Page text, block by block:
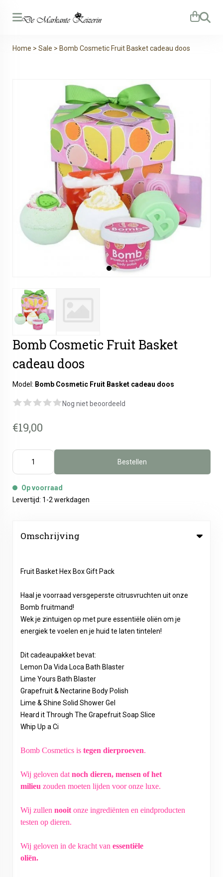
Zoeken
Home > Sale > Bomb Cosmetic Fruit Basket cadeau doos
Bomb Cosmetic Fruit Basket
cadeau doos
Model: Bomb Cosmetic Fruit Basket cadeau doos
Nog niet beoordeeld
€19,00
Bestellen
Op voorraad
Levertijd: 1-2 werkdagen
Omschrijving
Fruit Basket Hex Box Gift Pack
Haal je voorraad versgeperste citrusvruchten uit onze
Bomb fruitmand!
Wek je zintuigen op met pure essentiële oliën om je
energiek te voelen en je huid te laten tintelen!
Dit cadeaupakket bevat:
Lemon Da Vida Loca Bath Blaster
Lime Yours Bath Blaster
Grapefruit & Nectarine Body Polish
Lime & Shine Solid Shower Gel
Heard it Through The Grapefruit Soap Slice
Whip Up a Ci
Bomb Cosmetics is tegen dierproeven.
Wij geloven dat noch dieren, mensen of het
milieu zouden moeten lijden voor onze luxe.
Wij zullen nooit onze ingrediënten en eindproducten
testen op dieren.
Wij geloven in de kracht van essentiële
oliën.